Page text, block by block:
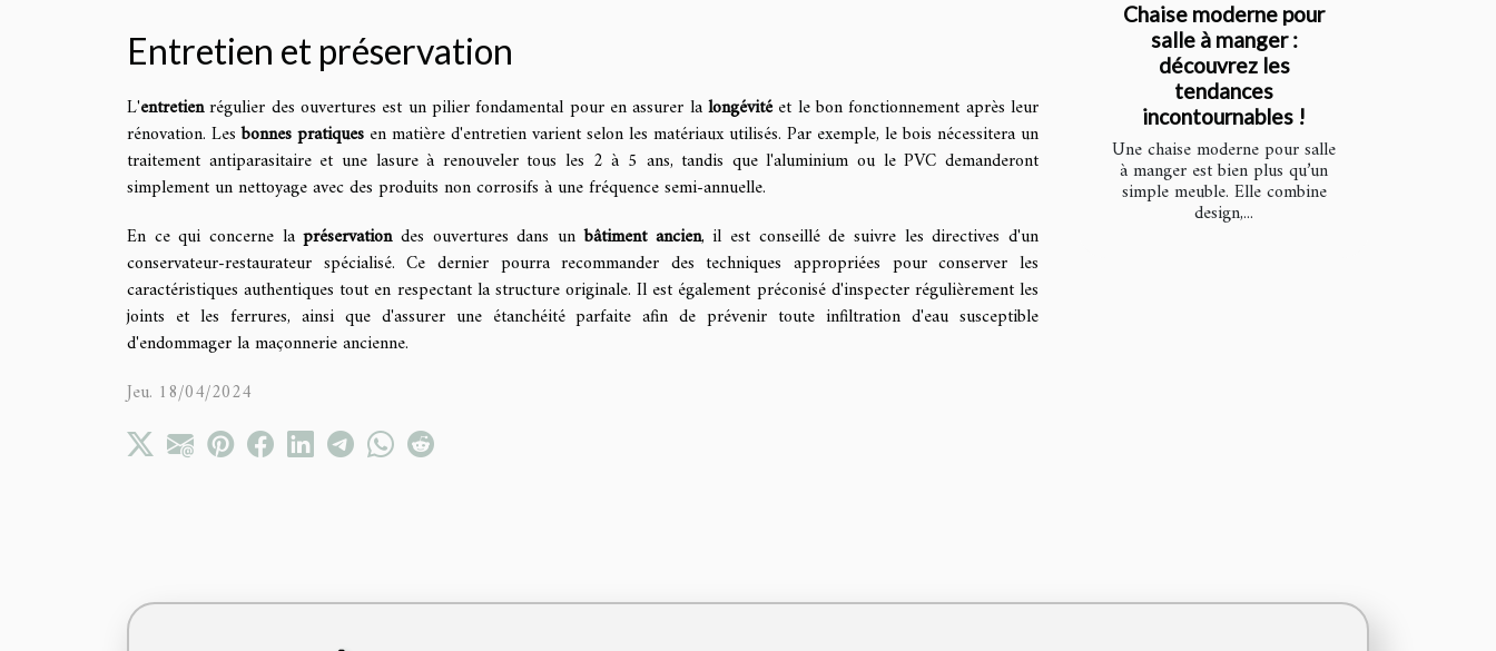
Entretien et préservation
L'entretienrégulier des ouvertures est un pilier fondamental pour en assurer lalongévitéet le bon fonctionnement après leur
rénovation. Lesbonnes pratiques en matière d'entretien varient selon les matériaux utilisés. Par exemple, le bois nécessitera un
traitement antiparasitaire et une lasure à renouveler tous les 2 à 5 ans, tandis que l'aluminium ou le PVC demanderont
simplement un nettoyage avec des produits non corrosifs à une fréquence semi-annuelle.
En ce qui concerne lapréservationdes ouvertures dans unbâtiment ancien, il est conseillé de suivre les directives d'un
conservateur-restaurateur spécialisé. Ce dernier pourra recommander des techniques appropriées pour conserver les
caractéristiques authentiques tout en respectant la structure originale. Il est également préconisé d'inspecter régulièrement les
joints et les ferrures, ainsi que d'assurer une étanchéité parfaite afin de prévenir toute infiltration d'eau susceptible
d'endommager la maçonnerie ancienne.
Jeu. 18/04/2024
Chaise moderne pour
salle à manger :
découvrez les
tendances
incontournables !
Une chaise moderne pour salle
à manger est bien plus qu’un
simple meuble. Elle combine
design,...